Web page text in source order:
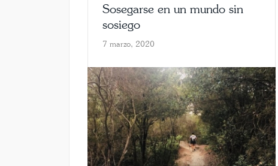
Sosegarse en un mundo sin
sosiego
7 marzo, 2020